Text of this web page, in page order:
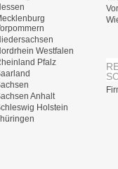
Westfalen
Pfalz
Anhalt
Holstein